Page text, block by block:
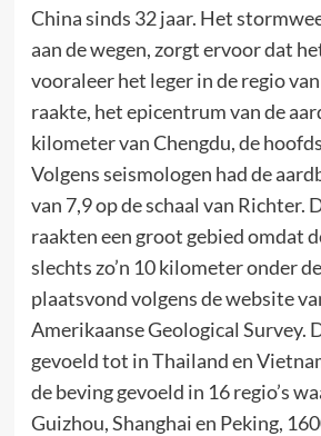
China sinds 32 jaar. Het
aan de wegen, zorgt ervoor dat
vooraleer het leger in de regio
raakte, het epicentrum van de
kilometer van Chengdu, de
Volgens seismologen had de
van 7,9 op de schaal van Richter.
raakten een groot gebied omdat
slechts zo’n 10 kilometer onder
plaatsvond volgens de website
Amerikaanse Geological Survey.
gevoeld tot in Thailand en
de beving gevoeld in 16 regio’s
Guizhou, Shanghai en Peking,